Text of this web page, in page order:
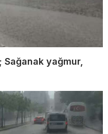
Sağanak yağmur,